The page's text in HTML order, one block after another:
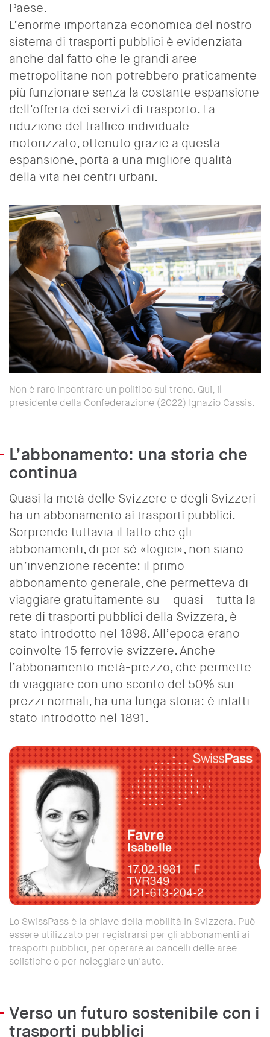
Paese.
L’enorme importanza economica del nostro
sistema di trasporti pubblici è evidenziata
anche dal fatto che le grandi aree
metropolitane non potrebbero praticamente
più funzionare senza la costante espansione
dell’offerta dei servizi di trasporto. La
riduzione del traffico individuale
motorizzato, ottenuto grazie a questa
espansione, porta a una migliore qualità
della vita nei centri urbani.
Non è raro incontrare un politico sul treno. Qui, il
presidente della Confederazione (2022) Ignazio Cassis.
L’abbonamento: una storia che
continua
Quasi la metà delle Svizzere e degli Svizzeri
ha un abbonamento ai trasporti pubblici.
Sorprende tuttavia il fatto che gli
abbonamenti, di per sé «logici», non siano
un’invenzione recente: il primo
abbonamento generale, che permetteva di
viaggiare gratuitamente su – quasi – tutta la
rete di trasporti pubblici della Svizzera, è
stato introdotto nel 1898. All’epoca erano
coinvolte 15 ferrovie svizzere. Anche
l’abbonamento metà-prezzo, che permette
di viaggiare con uno sconto del 50% sui
prezzi normali, ha una lunga storia: è infatti
stato introdotto nel 1891.
Lo SwissPass è la chiave della mobilità in Svizzera. Può
essere utilizzato per registrarsi per gli abbonamenti ai
trasporti pubblici, per operare ai cancelli delle aree
sciistiche o per noleggiare un'auto.
Verso un futuro sostenibile con i
trasporti pubblici